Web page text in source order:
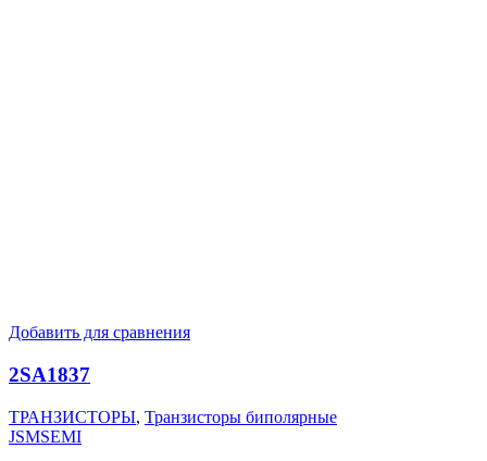
Добавить для сравнения
2SA1837
ТРАНЗИСТОРЫ, Транзисторы биполярные
JSMSEMI